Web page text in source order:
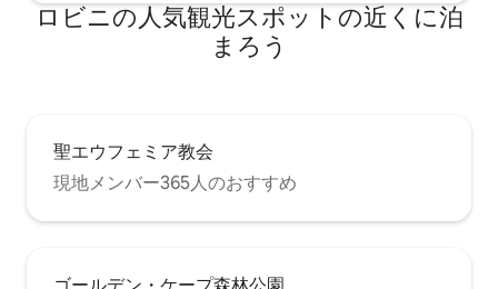
ロビニの人気観光スポットの近くに泊
まろう
聖エウフェミア教会
現地メンバー365人のおすすめ